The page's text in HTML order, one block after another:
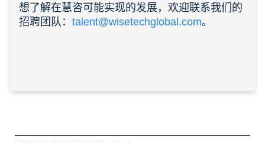
想了解在慧咨可能实现的发展，欢迎联系我们的
招聘团队： talent@wisetechglobal.com。